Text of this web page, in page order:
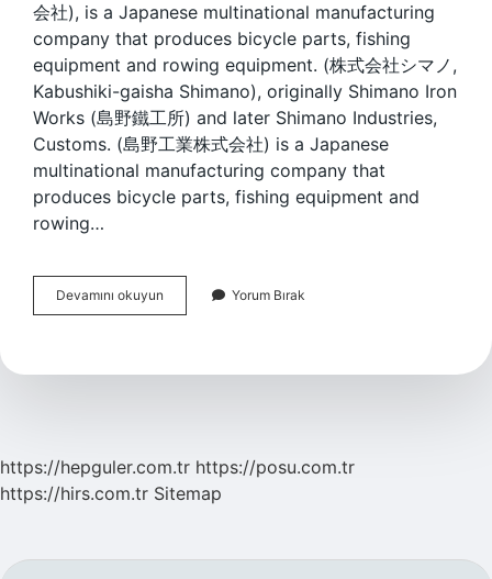
会社), is a Japanese multinational manufacturing
company that produces bicycle parts, fishing
equipment and rowing equipment. (株式会社シマノ,
Kabushiki-gaisha Shimano), originally Shimano Iron
Works (島野鐵工所) and later Shimano Industries,
Customs. (島野工業株式会社) is a Japanese
multinational manufacturing company that
produces bicycle parts, fishing equipment and
rowing…
Devamını okuyun Shimano
Vites
Yorum Bırak
https://hepguler.com.tr https://posu.com.tr
https://hirs.com.tr Sitemap